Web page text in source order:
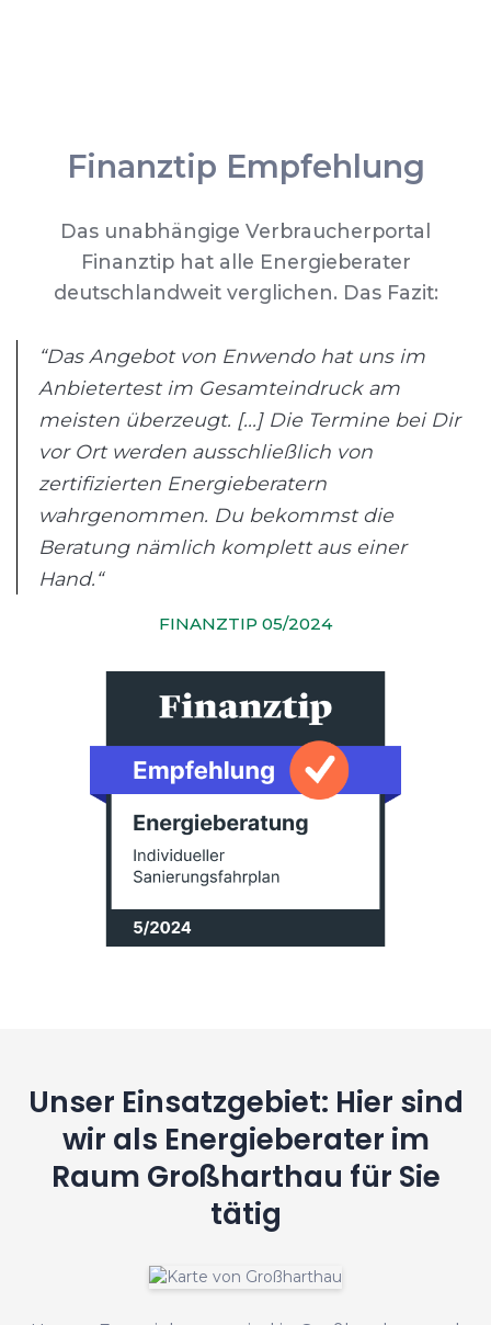
Finanztip Empfehlung
Das unabhängige Verbraucherportal
Finanztip hat alle Energieberater
deutschlandweit verglichen. Das Fazit:
“Das Angebot von Enwendo hat uns im
Anbietertest im Gesamteindruck am
meisten überzeugt. [...] Die Termine bei Dir
vor Ort werden ausschließlich von
zertifizierten Energieberatern
wahrgenommen. Du bekommst die
Beratung nämlich komplett aus einer
Hand.“
FINANZTIP 05/2024
Unser Einsatzgebiet: Hier sind
wir als Energieberater im
Raum Großharthau für Sie
tätig